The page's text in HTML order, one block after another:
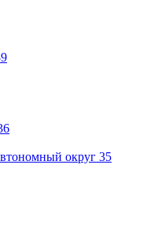
округ 35